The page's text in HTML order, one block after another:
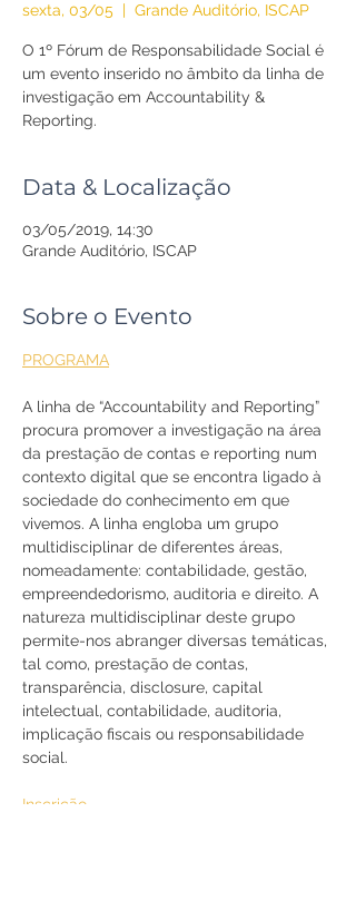
sexta, 03/05
  |
Grande Auditório, ISCAP
O 1º Fórum de Responsabilidade Social é
um evento inserido no âmbito da linha de
investigação em Accountability &
Reporting.
Data & Localização
03/05/2019, 14:30
Grande Auditório, ISCAP
Sobre o Evento
PROGRAMA
A linha de “Accountability and Reporting”
procura promover a investigação na área
da prestação de contas e reporting num
contexto digital que se encontra ligado à
sociedade do conhecimento em que
vivemos. A linha engloba um grupo
multidisciplinar de diferentes áreas,
nomeadamente: contabilidade, gestão,
empreendedorismo, auditoria e direito. A
natureza multidisciplinar deste grupo
permite-nos abranger diversas temáticas,
tal como, prestação de contas,
transparência, disclosure, capital
intelectual, contabilidade, auditoria,
implicação fiscais ou responsabilidade
social.
Inscrição